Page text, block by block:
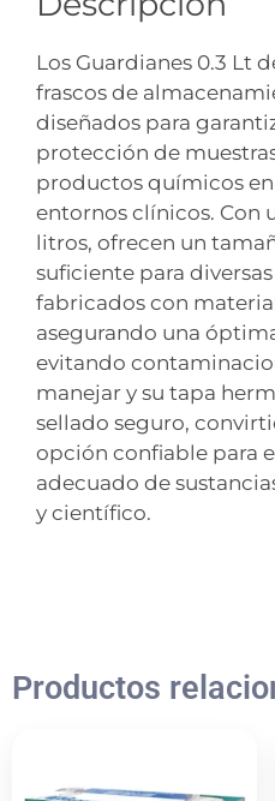
Los Guardianes 0.3 Lt
frascos de
diseñados para
protección de
productos químicos
entornos clínicos. Con
litros, ofrecen un
suficiente para
fabricados con
asegurando una
evitando
manejar y su tapa
sellado seguro,
opción confiable para
adecuado de
y científico.
Productos